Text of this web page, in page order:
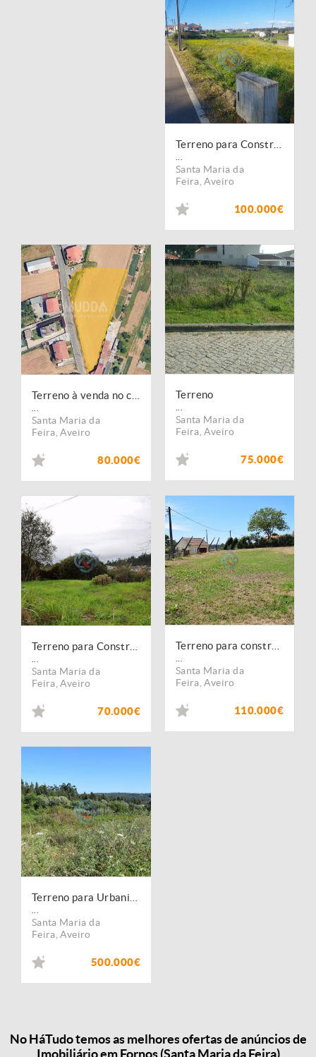
Santa Maria da
Feira ,Aveiro
100.000€
Santa Maria da
Feira ,Aveiro
80.000€
Terreno
Santa Maria da
Feira ,Aveiro
75.000€
Santa Maria da
Feira ,Aveiro
70.000€
Santa Maria da
Feira ,Aveiro
110.000€
Santa Maria da
Feira ,Aveiro
500.000€
No HáTudo temos as melhores ofertas de anúncios de